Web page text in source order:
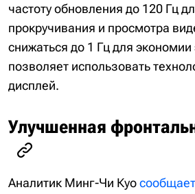
частоту обновления до 120 Гц
прокручивания и просмотра
снижаться до 1 Гц для экономии
позволяет использовать
дисплей.
Улучшенная
Аналитик Минг-Чи Куосообщает